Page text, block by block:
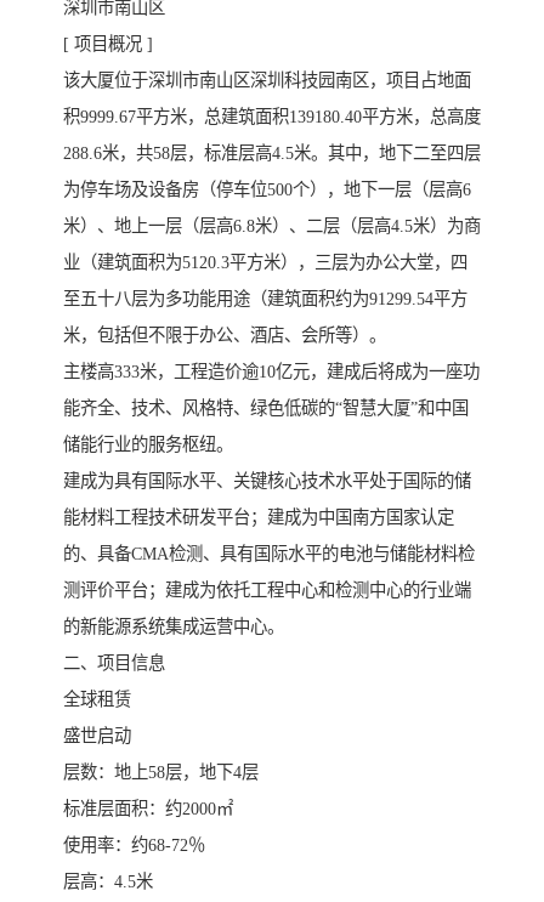
深圳市南山区
[ 项目概况 ]
该大厦位于深圳市南山区深圳科技园南区，项目占地面
积9999.67平方米，总建筑面积139180.40平方米，总高度
288.6米，共58层，标准层高4.5米。其中，地下二至四层
为停车场及设备房（停车位500个），地下一层（层高6
米）、地上一层（层高6.8米）、二层（层高4.5米）为商
业（建筑面积为5120.3平方米），三层为办公大堂，四
至五十八层为多功能用途（建筑面积约为91299.54平方
米，包括但不限于办公、酒店、会所等）。
主楼高333米，工程造价逾10亿元，建成后将成为一座功
能齐全、技术、风格特、绿色低碳的“智慧大厦”和中国
储能行业的服务枢纽。
建成为具有国际水平、关键核心技术水平处于国际的储
能材料工程技术研发平台；建成为中国南方国家认定
的、具备CMA检测、具有国际水平的电池与储能材料检
测评价平台；建成为依托工程中心和检测中心的行业端
的新能源系统集成运营中心。
二、项目信息
全球租赁
盛世启动
层数：地上58层，地下4层
标准层面积：约2000㎡
使用率：约68-72％
层高：4.5米